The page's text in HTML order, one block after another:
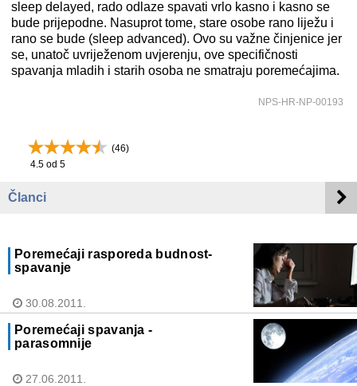
sleep delayed, rado odlaze spavati vrlo kasno i kasno se
bude prijepodne. Nasuprot tome, stare osobe rano liježu i
rano se bude (sleep advanced). Ovo su važne činjenice jer
se, unatoč uvriježenom uvjerenju, ove specifičnosti
spavanja mladih i starih osoba ne smatraju poremećajima.
NPS-HR-NP-00193
(46)
4.5 od 5
Članci
Poremećaji rasporeda budnost-
spavanje
30.08.2011.
Poremećaji spavanja -
parasomnije
27.06.2011.